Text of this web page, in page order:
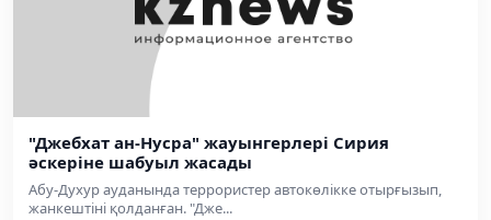
"Джебхат ан-Нусра" жауынгерлері Сирия
әскеріне шабуыл жасады
Абу-Духур ауданында террористер автокөлікке отырғызып,
жанкештіні қолданған. "Дже...